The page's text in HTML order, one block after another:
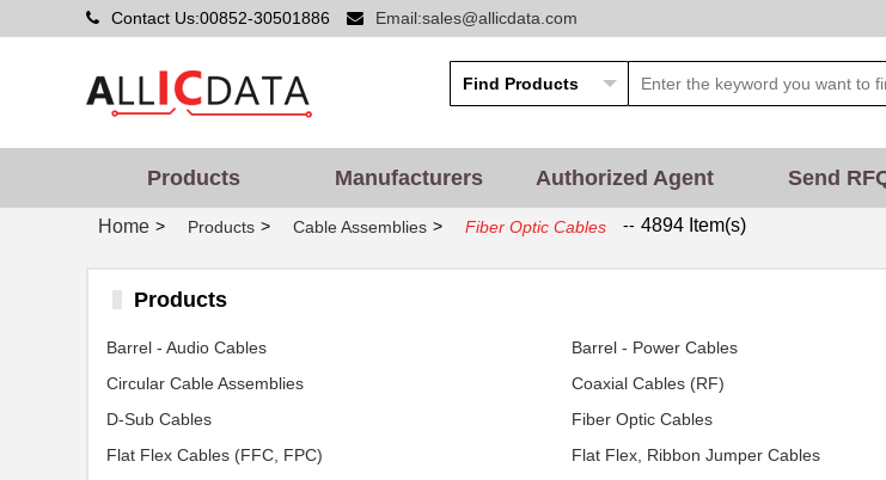
Contact Us:00852-30501886 Email:sales@allicdata.com
Products Manufacturers Authorized Agent Send
Home > Products > Cable Assemblies > Fiber Optic Cables -- 4894 Item(s)
Products
Barrel - Audio Cables Barrel - Power Cables
Circular Cable Assemblies
Coaxial Cables (RF)
D-Sub Cables
Fiber Optic Cables
Flat Flex Cables (FFC, FPC)
Flat Flex, Ribbon Jumper Cables